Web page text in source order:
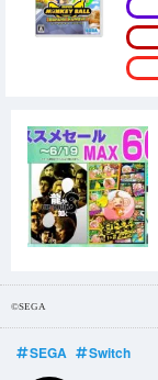
©SEGA
SEGA Switch